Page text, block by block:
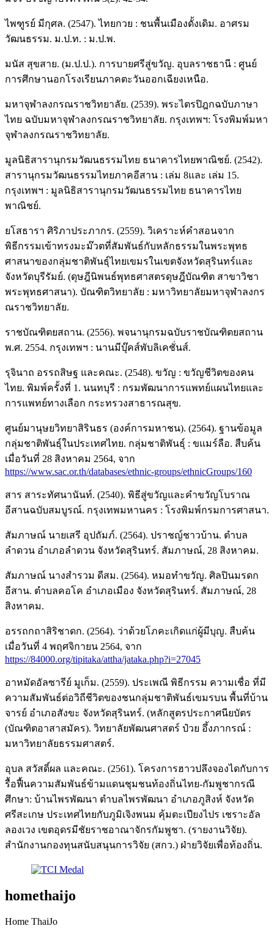
ไพฑูรย์ มีกุศล. (2547). ไทยกวย : ชนพื้นเมืองดั้งเดิม. อาศรม
วัฒนธรรม. ม.ป.ท. : ม.ป.พ.
มนัส สุขสาย. (ม.ป.ป.). การบายศรีสู่ขวัญ. อุบลราชธานี : ศูนย์
การศึกษานอกโรงเรียนภาคตะวันออกเฉียงเหนือ.
มหาจุฬาลงกรณราชวิทยาลัย. (2539). พระไตรปิฎกฉบับภาษา
ไทย ฉบับมหาจุฬาลงกรณราชวิทยาลัย. กรุงเทพฯ: โรงพิมพ์มหา
จุฬาลงกรณราชวิทยาลัย.
มูลนิธิสารานุกรมวัฒนธรรมไทย ธนาคารไทยพาณิชย์. (2542).
สารานุกรมวัฒนธรรมไทยภาคอีสาน : เล่ม 8และ เล่ม 15.
กรุงเทพฯ : มูลนิธิสารานุกรมวัฒนธรรมไทย ธนาคารไทย
พาณิชย์.
ยโสธารา ศิริภาประภากร. (2559). วิเคราะห์คำสอนจาก
พิธีกรรมเข้าทรงมะม๊วตที่สัมพันธ์กับหลักธรรมในพระพุทธ
ศาสนาของกลุ่มชาติพันธุ์ไทยเขมรในเขตจังหวัดสุรินทร์และ
จังหวัดบุรีรัมย์. (ดุษฎีนิพนธ์พุทธศาสตรดุษฎีบัณฑิต สาขาวิชา
พระพุทธศาสนา). บัณฑิตวิทยาลัย : มหาวิทยาลัยมหาจุฬาลงกร
ณราชวิทยาลัย.
ราชบัณฑิตยสถาน. (2556). พจนานุกรมฉบับราชบัณฑิตยสถาน
พ.ศ. 2554. กรุงเทพฯ : นานมีบุ๊คส์พับลิเคชั่นส์.
รุจินาถ อรรถสิษฐ และคณะ. (2548). ขวัญ : ขวัญชีวิตของคน
ไทย. พิมพ์ครั้งที่ 1. นนทบุรี : กรมพัฒนาการแพทย์แผนไทยและ
การแพทย์ทางเลือก กระทรวงสาธารณสุข.
ศูนย์มานุษยวิทยาสิรินธร (องค์การมหาชน). (2564). ฐานข้อมูล
กลุ่มชาติพันธุ์ในประเทศไทย. กลุ่มชาติพันธุ์ : ขแมร์ลือ. สืบค้น
เมื่อวันที่ 28 สิงหาคม 2564, จาก
https://www.sac.or.th/databases/ethnic-groups/ethnicGroups/160
สาร สาระทัศนานันท์. (2540). พิธีสู่ขวัญและคำขวัญโบราณ
อีสานฉบับสมบูรณ์. กรุงเทพมหานคร : โรงพิมพ์กรมการศาสนา.
สัมภาษณ์ นายเสรี อุปถัมภ์. (2564). ปราชญ์ชาวบ้าน. ตำบล
ลำดวน อำเภอลำดวน จังหวัดสุรินทร์. สัมภาษณ์, 28 สิงหาคม.
สัมภาษณ์ นางสำรวม ดีสม. (2564). หมอทำขวัญ. ศิลปินมรดก
อีสาน. ตำบลคอโค อำเภอเมือง จังหวัดสุรินทร์. สัมภาษณ์, 28
สิงหาคม.
อรรถกถาสิริชาดก. (2564). ว่าด้วยโภคะเกิดแก่ผู้มีบุญ. สืบค้น
เมื่อวันที่ 4 พฤศจิกายน 2564, จาก
https://84000.org/tipitaka/attha/jataka.php?i=27045
อาหมัดอัลซารีย์ มูเก็ม. (2559). ประเพณี พิธีกรรม ความเชื่อ ที่มี
ความสัมพันธ์ต่อวิถีชีวิตของชนกลุ่มชาติพันธ์เขมรบน พื้นที่บ้าน
จารย์ อําเภอสังขะ จังหวัดสุรินทร์. (หลักสูตรประกาศนียบัตร
(บัณฑิตอาสาสมัคร). วิทยาลัยพัฒนศาสตร์ ป๋วย อึ้งภากรณ์ :
มหาวิทยาลัยธรรมศาสตร์.
อุบล สวัสดิ์ผล และคณะ. (2561). โครงการฮาวปลึงจองไดกับการ
รื้อฟื้นความสัมพันธ์ข้ามแดนชุมชนท้องถิ่นไทย-กัมพูชากรณี
ศึกษา: บ้านไพรพัฒนา ตำบลไพรพัฒนา อำเภอภูสิงห์ จังหวัด
ศรีสะเกษ ประเทศไทยกับภูมิเจิงพนม คุ้มตะเปียงไปร เชราะอัล
ลองเวง เขตอุดรมีชัยราชอาณาจักรกัมพูชา. (รายงานวิจัย).
สำนักงานกองทุนสนับสนุนการวิจัย (สกว.) ฝ่ายวิจัยเพื่อท้องถิ่น.
homethaijo
Home ThaiJo